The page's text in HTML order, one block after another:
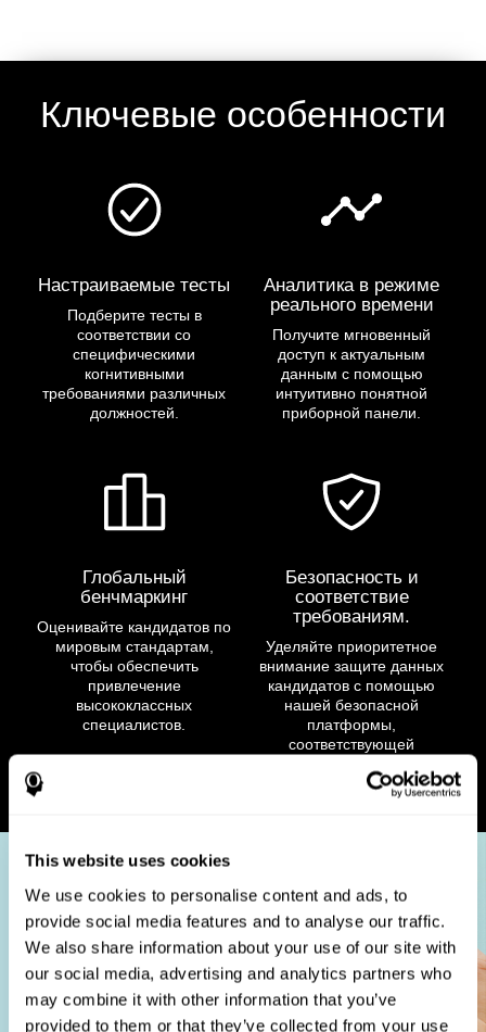
This website uses cookies
We use cookies to personalise content and ads, to
provide social media features and to analyse our traffic.
We also share information about your use of our site with
our social media, advertising and analytics partners who
may combine it with other information that you’ve
provided to them or that they’ve collected from your use
Ключевые особенности
Настраиваемые тесты
Подберите тесты в
соответствии со
специфическими
когнитивными
требованиями различных
должностей.
Аналитика в режиме
реального времени
Получите мгновенный
доступ к актуальным
данным с помощью
интуитивно понятной
приборной панели.
Глобальный
бенчмаркинг
Оценивайте кандидатов по
мировым стандартам,
чтобы обеспечить
привлечение
высококлассных
специалистов.
Безопасность и
соответствие
требованиям.
Уделяйте приоритетное
внимание защите данных
кандидатов с помощью
нашей безопасной
платформы,
соответствующей
конфиденциальности.